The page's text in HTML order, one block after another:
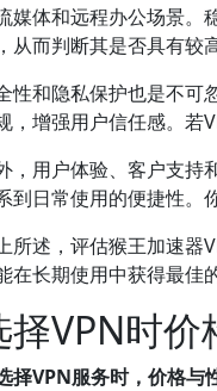
媒体和远程办公场景。
从而判断其是否具有较
性和隐私保护也是不可
，增强用户信任感。若
，用户体验、客户支持
到日常使用的便捷性。
所述，评估猴王加速器
在长期使用中获得最佳
择VPN时价
择VPN服务时，价格与